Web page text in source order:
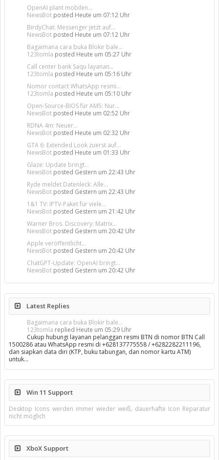
OpenAI plant mobilen...
NewsBot posted Heute um 07:12 Uhr
BirdyChat: Messenger jetzt auf...
NewsBot posted Heute um 07:12 Uhr
Bagaimana cara buka Blokir bale...
123tomla posted Heute um 05:27 Uhr
Call center bank Saqu layanan...
123tomla posted Heute um 05:16 Uhr
Nomor contact WhatsApp resmi...
123tomla posted Heute um 05:10 Uhr
Open-Source-BIOS für AM5: Nur...
NewsBot posted Heute um 02:52 Uhr
RDNA 4m: Neuer...
NewsBot posted Heute um 02:32 Uhr
GTA 6: Extended Look zuerst auf...
NewsBot posted Heute um 01:33 Uhr
Glaze: Update bringt...
NewsBot posted Gestern um 22:43 Uhr
Ryde meldet Datenleck: Alle...
NewsBot posted Gestern um 22:43 Uhr
1&1 TV: IPTV-Paket für viele...
NewsBot posted Gestern um 21:42 Uhr
Warner Bros. Discovery: Matrix...
NewsBot posted Gestern um 20:42 Uhr
Apple veröffentlicht...
NewsBot posted Gestern um 20:42 Uhr
ChatGPT-Update: OpenAI bringt...
NewsBot posted Gestern um 20:42 Uhr
Latest Replies
Bagaimana cara buka Blokir bale...
123tomla replied Heute um 05:29 Uhr
Cukup hubungi layanan pelanggan resmi BTN di nomor BTN Call
1500286 atau WhatsApp resmi di +628137775558 / +6282282211196,
dan siapkan data diri (KTP, buku tabungan, dan nomor kartu ATM)
untuk…
Win 11 Support
Desktop Icons werden immer wieder weiß, dauerhafte Icon Reparatur
nicht möglich
XboX Support